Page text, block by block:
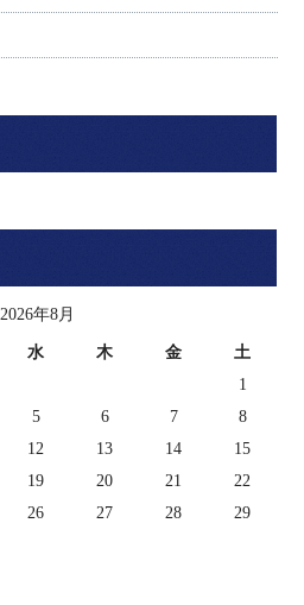
2026年8月
水 木 金 土
1
5 6 7
8
12 13 14
15
19 20 21
22
26 27 28
29